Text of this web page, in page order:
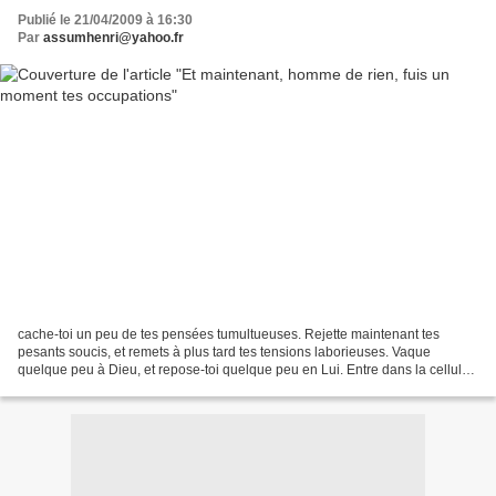
Publié le 21/04/2009 à 16:30
Par assumhenri@yahoo.fr
cache-toi un peu de tes pensées tumultueuses. Rejette maintenant tes
pesants soucis, et remets à plus tard tes tensions laborieuses. Vaque
quelque peu à Dieu, et repose-toi quelque peu en Lui. Entre dans la cellule